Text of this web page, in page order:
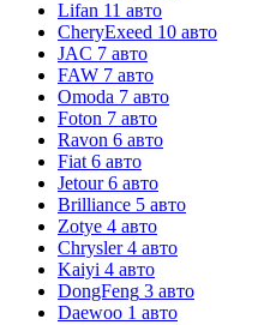
Lifan 11 авто
CheryExeed 10 авто
JAC 7 авто
FAW 7 авто
Omoda 7 авто
Foton 7 авто
Ravon 6 авто
Fiat 6 авто
Jetour 6 авто
Brilliance 5 авто
Zotye 4 авто
Chrysler 4 авто
Kaiyi 4 авто
DongFeng 3 авто
Daewoo 1 авто